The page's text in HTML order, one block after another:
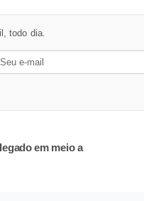
todo dia.
em meio a